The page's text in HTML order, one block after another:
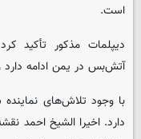
است.
دیپلمات مذکور تأکید
آتش‌بس در یمن ادامه
با وجود تلاش‌های
دارد. اخیرا الشیخ احمد